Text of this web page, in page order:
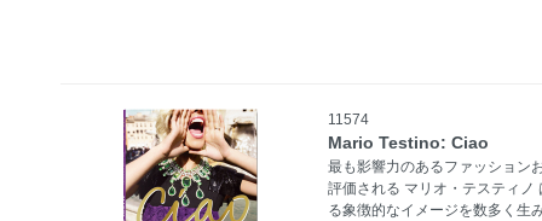
11574
Mario Testino: Ciao
最も影響力のあるファッション
評価される マリオ・テスティ
る象徴的なイメージを数多く生